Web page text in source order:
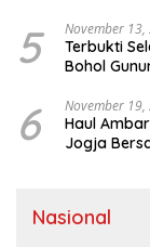
5 November 13,
Terbukti
Bohol
6 November 19,
Haul
Jogja
Nasional